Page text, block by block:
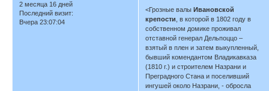
2 месяца 16 дней
Последний визит:
Вчера 23:07:04
<Грозные валы Ивановской
крепости , в которой в 1802 году в
собственном домике проживал
отставной генерал Дельпоццо –
взятый в плен и затем выкупленный,
бывший комендантом Владикавказа
(1810 г.) и строителем Назрани и
Преградного Стана и поселивший
ингушей около Назрани, - обросла